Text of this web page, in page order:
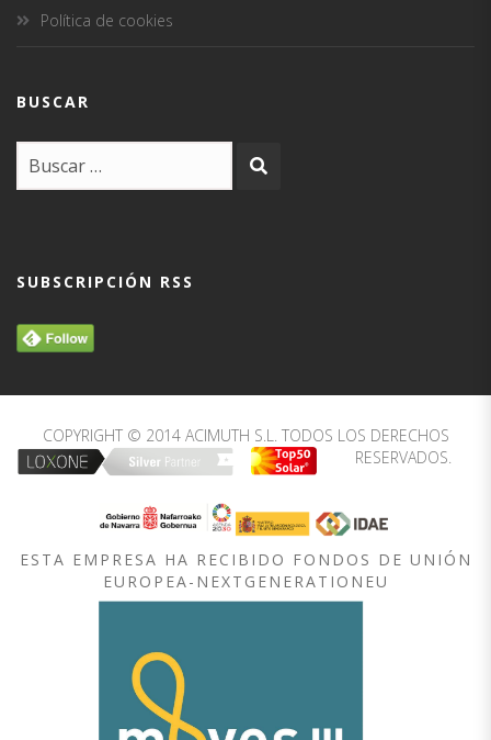
Política de cookies
BUSCAR
SUBSCRIPCIÓN RSS
COPYRIGHT © 2014 ACIMUTH S.L. TODOS LOS DERECHOS
RESERVADOS.
ESTA EMPRESA HA RECIBIDO FONDOS DE UNIÓN
EUROPEA-NEXTGENERATIONEU